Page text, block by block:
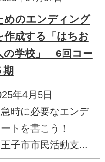
めのエンディング
作成する「はちお
の学校」 6回コー
年4月5日
時に必要なエンデ
トを書こう！
子市市民活動支...